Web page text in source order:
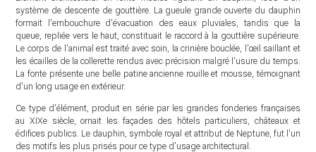
système de descente de gouttière. La gueule grande ouverte du dauphin
formait l'embouchure d'évacuation des eaux pluviales, tandis que la
queue, repliée vers le haut, constituait le raccord à la gouttière supérieure.
Le corps de l'animal est traité avec soin, la crinière bouclée, l'œil saillant et
les écailles de la collerette rendus avec précision malgré l'usure du temps.
La fonte présente une belle patine ancienne rouille et mousse, témoignant
d'un long usage en extérieur.
Ce type d'élément, produit en série par les grandes fonderies françaises
au XIXe siècle, ornait les façades des hôtels particuliers, châteaux et
édifices publics. Le dauphin, symbole royal et attribut de Neptune, fut l'un
des motifs les plus prisés pour ce type d'usage architectural.